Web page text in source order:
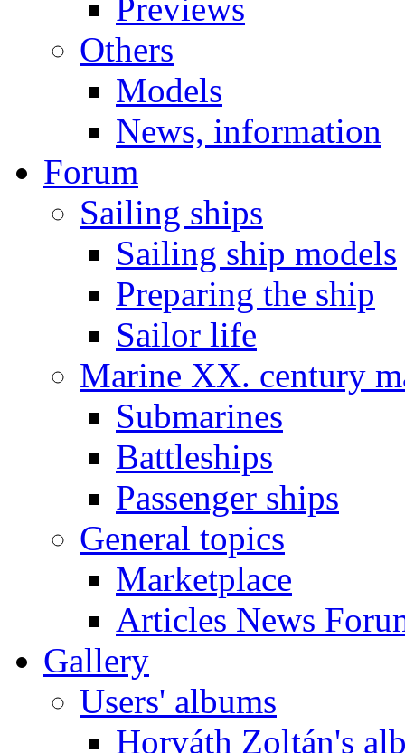
Previews
Others
Models
News, information
Forum
Sailing ships
Sailing ship models
Preparing the ship
Sailor life
Marine XX. century
Submarines
Battleships
Passenger ships
General topics
Marketplace
Articles News
Gallery
Users' albums
Horváth Zoltán's